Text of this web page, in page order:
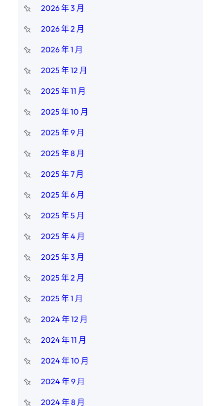
2026 年 3 月
2026 年 2 月
2026 年 1 月
2025 年 12 月
2025 年 11 月
2025 年 10 月
2025 年 9 月
2025 年 8 月
2025 年 7 月
2025 年 6 月
2025 年 5 月
2025 年 4 月
2025 年 3 月
2025 年 2 月
2025 年 1 月
2024 年 12 月
2024 年 11 月
2024 年 10 月
2024 年 9 月
2024 年 8 月